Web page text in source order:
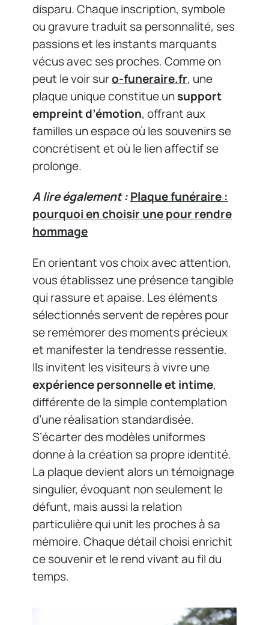
disparu. Chaque inscription, symbole
ou gravure traduit sa personnalité, ses
passions et les instants marquants
vécus avec ses proches. Comme on
peut le voir suro-funeraire.fr, une
plaque unique constitue unsupport
empreint d’émotion, offrant aux
familles un espace où les souvenirs se
concrétisent et où le lien affectif se
prolonge.
A lire également :Plaque funéraire :
pourquoi en choisir une pour rendre
hommage
En orientant vos choix avec attention,
vous établissez une présence tangible
qui rassure et apaise. Les éléments
sélectionnés servent de repères pour
se remémorer des moments précieux
et manifester la tendresse ressentie.
Ils invitent les visiteurs à vivre une
expérience personnelle et intime,
différente de la simple contemplation
d’une réalisation standardisée.
S’écarter des modèles uniformes
donne à la création sa propre identité.
La plaque devient alors un témoignage
singulier, évoquant non seulement le
défunt, mais aussi la relation
particulière qui unit les proches à sa
mémoire. Chaque détail choisi enrichit
ce souvenir et le rend vivant au fil du
temps.